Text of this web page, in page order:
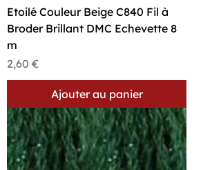
Etoilé Couleur Beige C840 Fil à
Broder Brillant DMC Echevette 8
m
Prix
2,60 €
Ajouter au panier